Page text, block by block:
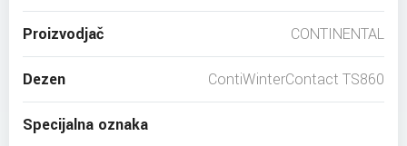
Proizvodjač CONTINENTAL
Dezen ContiWinterContact TS860
Specijalna oznaka